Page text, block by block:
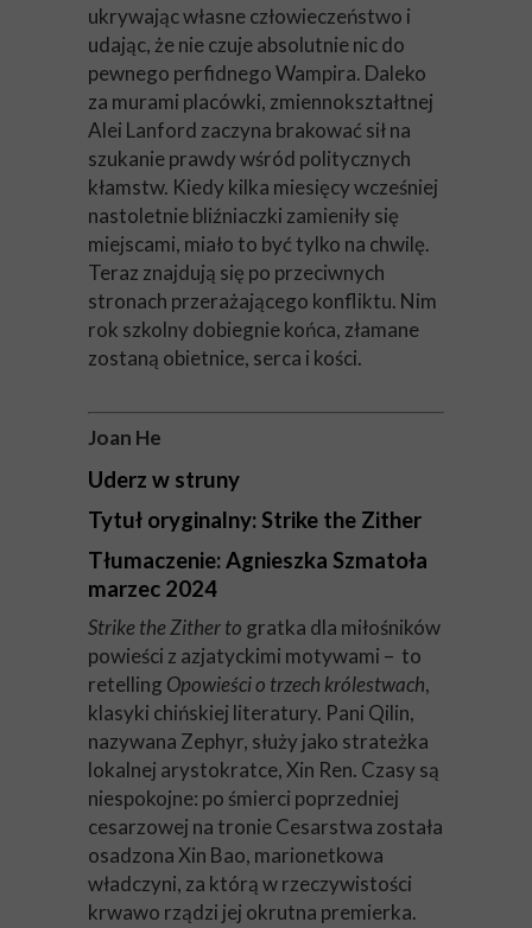
ukrywając własne człowieczeństwo i
udając, że nie czuje absolutnie nic do
pewnego perfidnego Wampira. Daleko
za murami placówki, zmiennokształtnej
Alei Lanford zaczyna brakować sił na
szukanie prawdy wśród politycznych
kłamstw. Kiedy kilka miesięcy wcześniej
nastoletnie bliźniaczki zamieniły się
miejscami, miało to być tylko na chwilę.
Teraz znajdują się po przeciwnych
stronach przerażającego konfliktu. Nim
rok szkolny dobiegnie końca, złamane
zostaną obietnice, serca i kości.
Joan He
Uderz w struny
Tytuł oryginalny: Strike the Zither
Tłumaczenie: Agnieszka Szmatoła
marzec 2024
Strike the Zither to gratka dla miłośników
powieści z azjatyckimi motywami – to
retelling Opowieści o trzech królestwach,
klasyki chińskiej literatury. Pani Qilin,
nazywana Zephyr, służy jako strateżka
lokalnej arystokratce, Xin Ren. Czasy są
niespokojne: po śmierci poprzedniej
cesarzowej na tronie Cesarstwa została
osadzona Xin Bao, marionetkowa
władczyni, za którą w rzeczywistości
krwawo rządzi jej okrutna premierka.